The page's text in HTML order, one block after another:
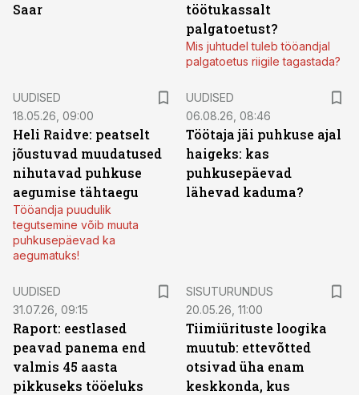
Saar
töötukassalt
palgatoetust?
Mis juhtudel tuleb tööandjal
palgatoetus riigile tagastada?
UUDISED
18.05.26, 09:00
Heli Raidve: peatselt
jõustuvad muudatused
nihutavad puhkuse
aegumise tähtaegu
Tööandja puudulik
tegutsemine võib muuta
puhkusepäevad ka
aegumatuks!
UUDISED
06.08.26, 08:46
Töötaja jäi puhkuse ajal
haigeks: kas
puhkusepäevad
lähevad kaduma?
UUDISED
31.07.26, 09:15
Raport: eestlased
peavad panema end
valmis 45 aasta
pikkuseks tööeluks
SISUTURUNDUS
20.05.26, 11:00
Tiimiürituste loogika
muutub: ettevõtted
otsivad üha enam
keskkonda, kus